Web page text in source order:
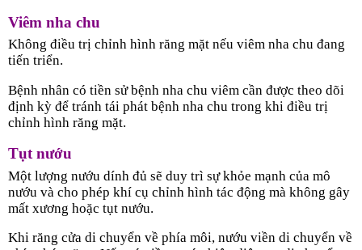
Viêm nha chu
Không điều trị chỉnh hình răng mặt nếu viêm nha chu đang
tiến triển.
Bệnh nhân có tiền sử bệnh nha chu viêm cần được theo dõi
định kỳ để tránh tái phát bệnh nha chu trong khi điều trị
chỉnh hình răng mặt.
Tụt nướu
Một lượng nướu dính đủ sẽ duy trì sự khỏe mạnh của mô
nướu và cho phép khí cụ chỉnh hình tác động mà không gây
mất xương hoặc tụt nướu.
Khi răng cửa di chuyển về phía môi, nướu viền di chuyển về